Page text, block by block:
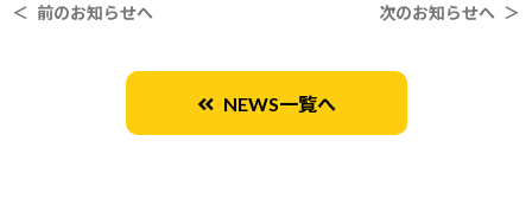
＜ 前のお知らせへ 次のお知らせへ ＞
NEWS一覧へ